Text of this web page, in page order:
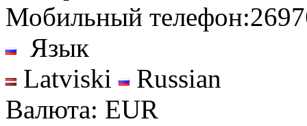
Мобильный телефон:
Язык
Latviski
Russian
Валюта: EUR